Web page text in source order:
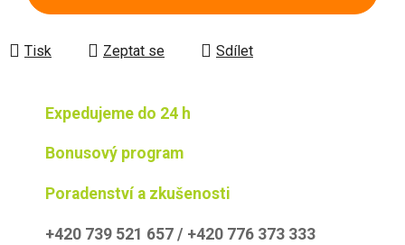
Tisk Zeptat se Sdílet
Expedujeme do 24 h
Bonusový program
Poradenství a zkušenosti
+420 739 521 657 / +420 776 373 333